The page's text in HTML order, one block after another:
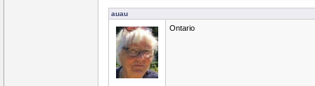
auau
Ontario